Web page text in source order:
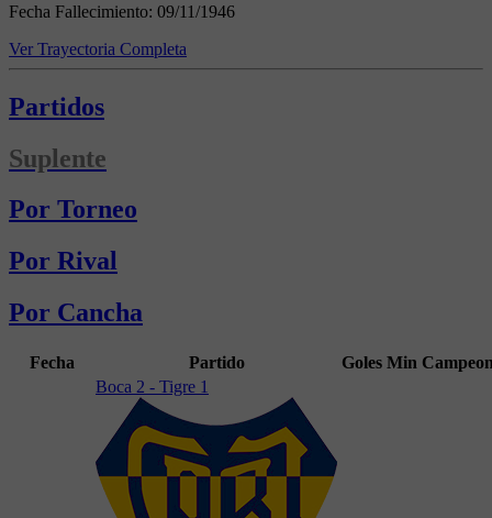
Fecha Fallecimiento: 09/11/1946
Ver Trayectoria Completa
Partidos
Suplente
Por Torneo
Por Rival
Por Cancha
Fecha Partido Goles Min
Boca 2 - Tigre 1